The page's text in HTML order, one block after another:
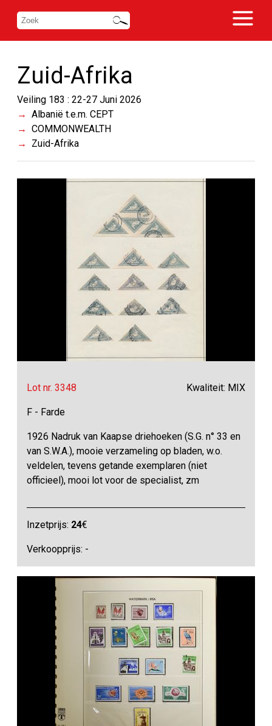
Zuid-Afrika
Veiling 183 : 22-27 Juni 2026
Albanië t.e.m. CEPT
COMMONWEALTH
Zuid-Afrika
Lot nr. 3348 Kwaliteit: MIX
F - Farde
1926 Nadruk van Kaapse driehoeken (S.G. n° 33 en
van S.W.A.), mooie verzameling op bladen, w.o.
veldelen, tevens getande exemplaren (niet
officieel), mooi lot voor de specialist, zm
Inzetprijs: 24€
Verkoopprijs: -